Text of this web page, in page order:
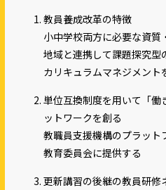
る
教員養成改革の特徴
小中学校両方に必要な資質
地域と連携して課題探究型
カリキュラムマネジメント
単位互換制度を用いて「働
ットワークを創る
教職員支援機構のプラット
教育委員会に提供する
更新講習の後継の教員研修